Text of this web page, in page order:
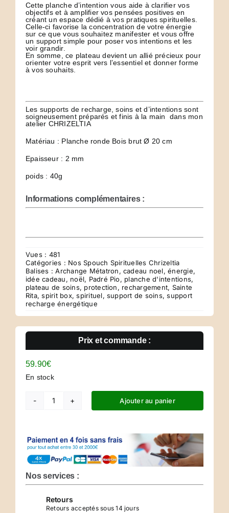
Cette planche d’intention vous aide à clarifier vos
objectifs et à amplifier vos pensées positives en
créant un espace dédié à vos pratiques spirituelles.
Celle-ci favorise la concentration de votre énergie
sur ce que vous souhaitez manifester et vous offre
un support simple pour poser vos intentions et les
voir grandir.
En somme, ce plateau devient un allié précieux pour
orienter votre esprit vers l’essentiel et donner forme
à vos souhaits.
Les supports de recharge, soins et d’intentions sont
soigneusement préparés et finis à la main dans mon
atelier CHRIZELTIA
Matériau : Planche ronde Bois brut Ø 20 cm
Epaisseur : 2 mm
poids : 40g
Informations complémentaires :
Vues : 481
Catégories : Nos Spouch Spirituelles Chrizeltia
Balises :Archange Métatron, cadeau noel,énergie,
idée cadeau, noël, Padré Pio, planche d'intentions,
plateau de soins, protection, rechargement, Sainte
Rita,spirit box,spirituel, support de soins,support
recharge énergétique
Prix et commande :
59.90€
En stock
quantité
Spirit
Pouch-
Edit3
Ajouter au panier
Nos services :
Retours
Retours acceptés sous 14 jours